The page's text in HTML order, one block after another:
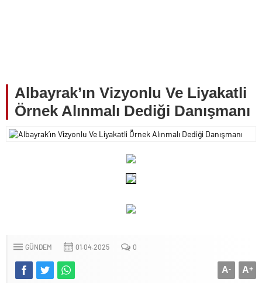
Albayrak’ın Vizyonlu Ve Liyakatli
Örnek Alınmalı Dediği Danışmanı
GÜNDEM 01.04.2025 0
A+
A-